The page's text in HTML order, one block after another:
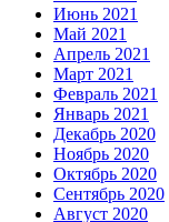
Июнь 2021
Май 2021
Апрель 2021
Март 2021
Февраль 2021
Январь 2021
Декабрь 2020
Ноябрь 2020
Октябрь 2020
Сентябрь 2020
Август 2020